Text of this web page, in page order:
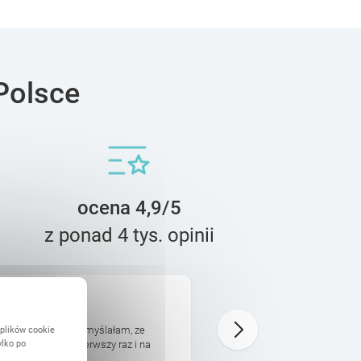
ocena 4,9/5
z ponad 4 tys. opinii
nawet nie myślałam, ze
Zamawiał ją pierwszy raz i na
Robienie fotoksiążki jest
projektuje. Realizacja
cookie
po